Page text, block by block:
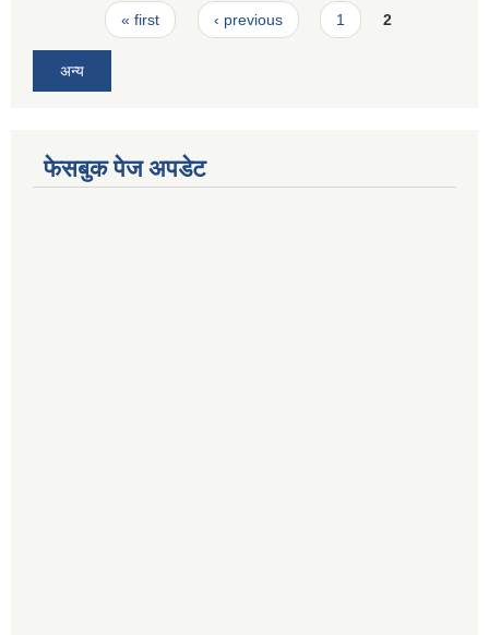
Pages« first ‹ previous 1 2
अन्य
फेसबुक पेज अपडेट